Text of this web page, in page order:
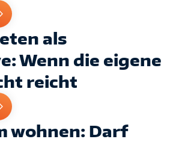
als
Wenn die eigene
reicht
wohnen: Darf